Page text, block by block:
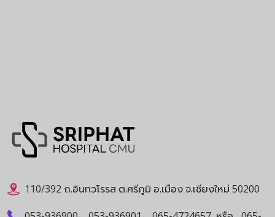
110/392 ถ.อินทวโรรส ต.ศรีภูมิ อ.เมือง จ.เชียงใหม่ 50200